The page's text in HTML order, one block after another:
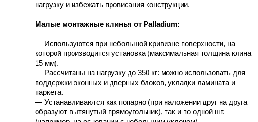
нагрузку и избежать провисания конструкции.
Малые монтажные клинья от Palladium:
— Используются при небольшой кривизне поверхности, на
которой производится установка (максимальная толщина клина
15 мм).
— Рассчитаны на нагрузку до 350 кг: можно использовать для
поддержки оконных и дверных блоков, укладки ламината и
паркета.
— Устанавливаются как попарно (при наложении друг на друга
образуют вытянутый прямоугольник), так и по одной шт.